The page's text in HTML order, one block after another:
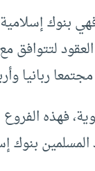
بنوك
لتتوافق مع
ربانيا
فهذه
بنوك